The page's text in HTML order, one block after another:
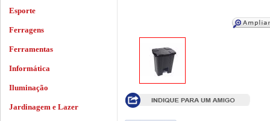
Esporte
Ferragens
Ferramentas
Informática
Iluminação
Jardinagem e Lazer